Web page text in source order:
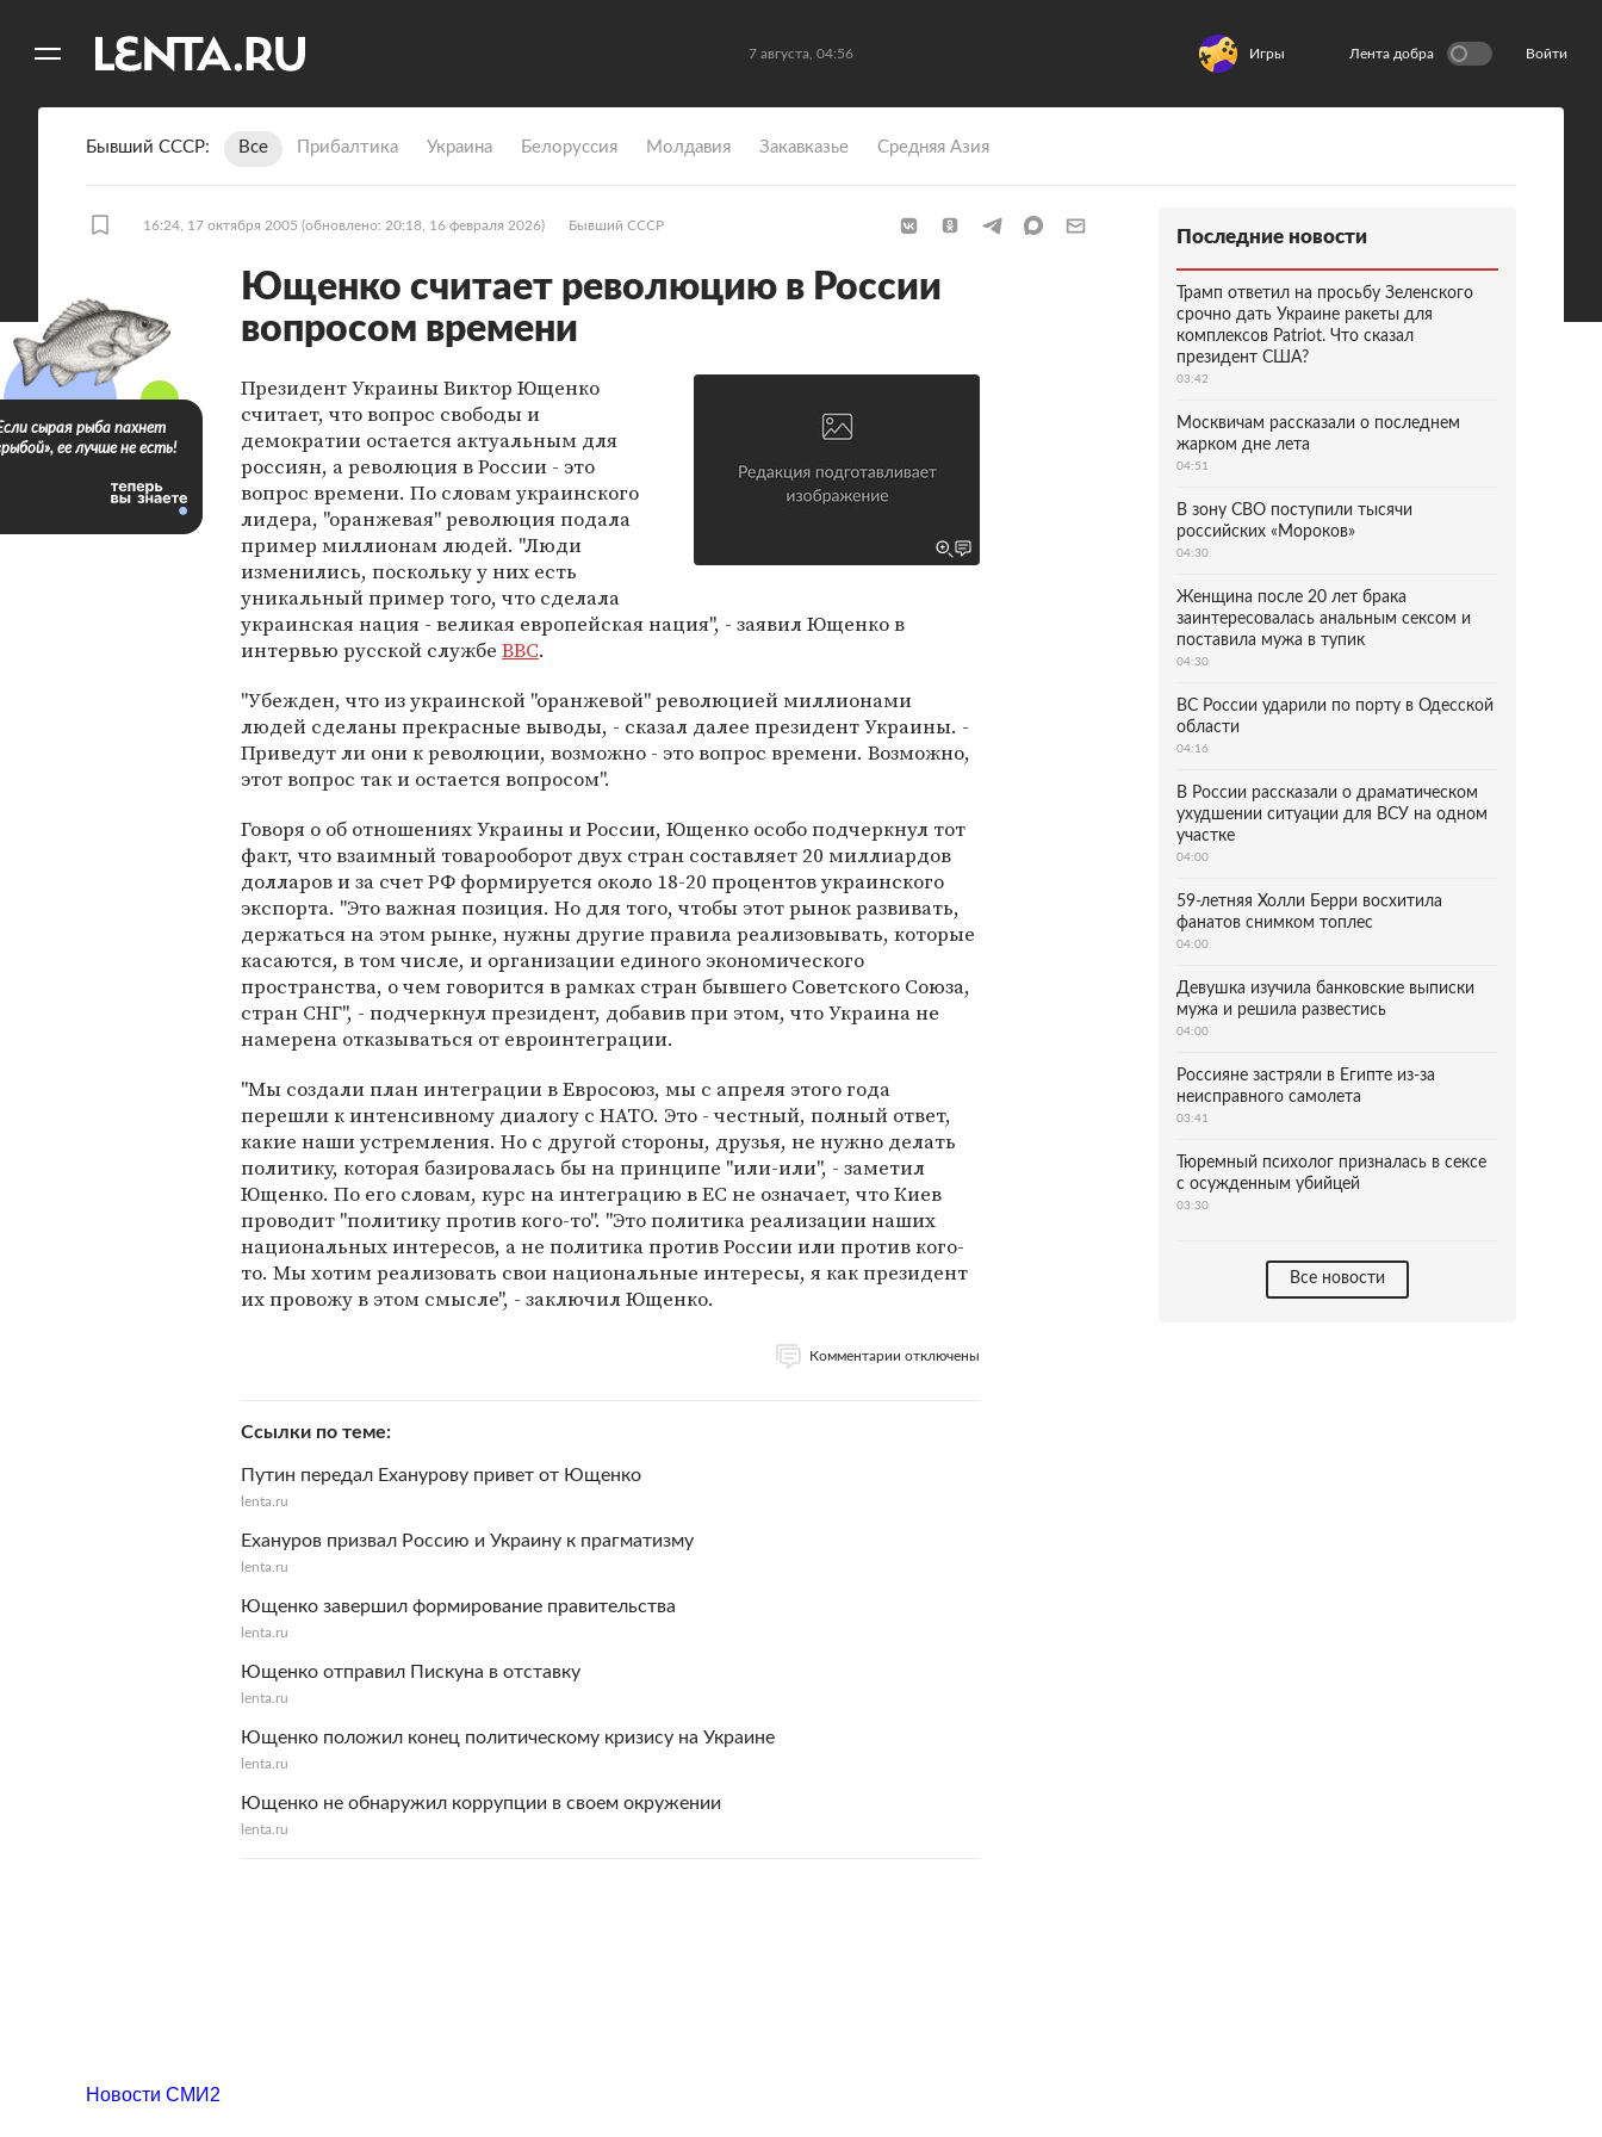
7 августа, 04:56 Игры Лента добра Войти
Бывший СССР Все Прибалтика Украина Белоруссия Молдавия Закавказье Средняя Азия
16:24, 17 октября 2005 (обновлено: 20:18, 16 февраля 2026) Бывший СССР
Ющенко считает революцию в России
вопросом времени
Президент Украины Виктор Ющенко
считает, что вопрос свободы и
демократии остается актуальным для
россиян, а революция в России - это
вопрос времени. По словам украинского
лидера, "оранжевая" революция подала
пример миллионам людей. "Люди
изменились, поскольку у них есть
уникальный пример того, что сделала
украинская нация - великая европейская нация", - заявил Ющенко в
интервью русской службе BBC.
"Убежден, что из украинской "оранжевой" революцией миллионами
людей сделаны прекрасные выводы, - сказал далее президент Украины. -
Приведут ли они к революции, возможно - это вопрос времени. Возможно,
этот вопрос так и остается вопросом".
Говоря о об отношениях Украины и России, Ющенко особо подчеркнул тот
факт, что взаимный товарооборот двух стран составляет 20 миллиардов
долларов и за счет РФ формируется около 18-20 процентов украинского
экспорта. "Это важная позиция. Но для того, чтобы этот рынок развивать,
держаться на этом рынке, нужны другие правила реализовывать, которые
касаются, в том числе, и организации единого экономического
пространства, о чем говорится в рамках стран бывшего Советского Союза,
стран СНГ", - подчеркнул президент, добавив при этом, что Украина не
намерена отказываться от евроинтеграции.
"Мы создали план интеграции в Евросоюз, мы с апреля этого года
перешли к интенсивному диалогу с НАТО. Это - честный, полный ответ,
какие наши устремления. Но с другой стороны, друзья, не нужно делать
политику, которая базировалась бы на принципе "или-или", - заметил
Ющенко. По его словам, курс на интеграцию в ЕС не означает, что Киев
проводит "политику против кого-то". "Это политика реализации наших
национальных интересов, а не политика против России или против кого-
то. Мы хотим реализовать свои национальные интересы, я как президент
их провожу в этом смысле", - заключил Ющенко.
Комментарии отключены
Ссылки по теме
Путин передал Еханурову привет от Ющенко
lenta.ru
Ехануров призвал Россию и Украину к прагматизму
lenta.ru
Ющенко завершил формирование правительства
lenta.ru
Ющенко отправил Пискуна в отставку
lenta.ru
Ющенко положил конец политическому кризису на Украине
lenta.ru
Ющенко не обнаружил коррупции в своем окружении
lenta.ru
сырая рыба пахнет
ее лучше не есть!
Последние новости
Трамп ответил на просьбу Зеленского
срочно дать Украине ракеты для
комплексов Patriot. Что сказал
президент США?
03:42
Москвичам рассказали о последнем
жарком дне лета
04:51
В зону СВО поступили тысячи
российских «Мороков»
04:30
Женщина после 20 лет брака
заинтересовалась анальным сексом и
поставила мужа в тупик
04:30
ВС России ударили по порту в Одесской
области
04:16
В России рассказали о драматическом
ухудшении ситуации для ВСУ на одном
участке
04:00
59-летняя Холли Берри восхитила
фанатов снимком топлес
04:00
Девушка изучила банковские выписки
мужа и решила развестись
04:00
Россияне застряли в Египте из-за
неисправного самолета
03:41
Тюремный психолог призналась в сексе
с осужденным убийцей
03:30
Все новости
Новости СМИ2